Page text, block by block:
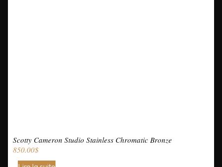
Scotty Cameron Studio Stainless Chromatic Bronze
850.00$